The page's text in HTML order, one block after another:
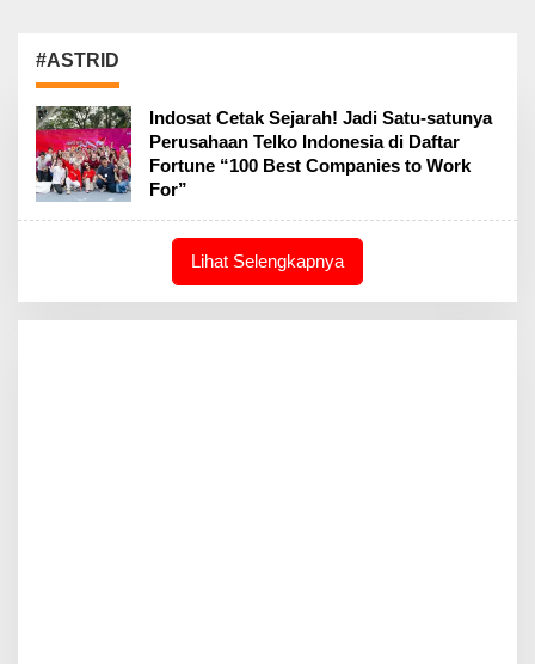
#ASTRID
Indosat Cetak Sejarah! Jadi Satu-satunya
Perusahaan Telko Indonesia di Daftar
Fortune “100 Best Companies to Work
For”
Lihat Selengkapnya